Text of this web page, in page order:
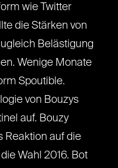
wie Twitter
die Stärken von
Belästigung
Wenige Monate
Spoutible.
von Bouzys
auf. Bouzy
Reaktion auf die
Wahl 2016. Bot